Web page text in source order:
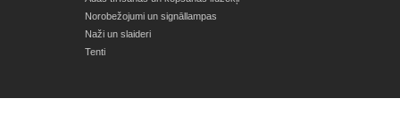
Norobežojumi un signāllampas
Naži un slaideri
Tenti